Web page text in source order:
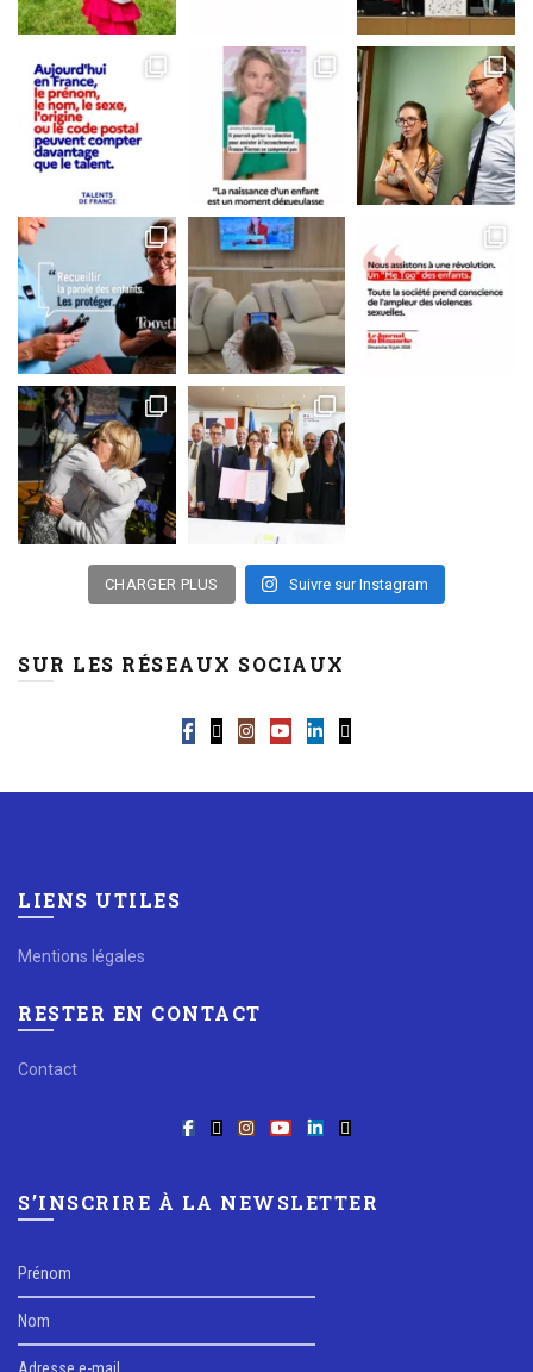
CHARGER PLUS Suivre sur Instagram
SUR LES RÉSEAUX SOCIAUX
LIENS UTILES
Mentions légales
RESTER EN CONTACT
Contact
S’INSCRIRE À LA NEWSLETTER